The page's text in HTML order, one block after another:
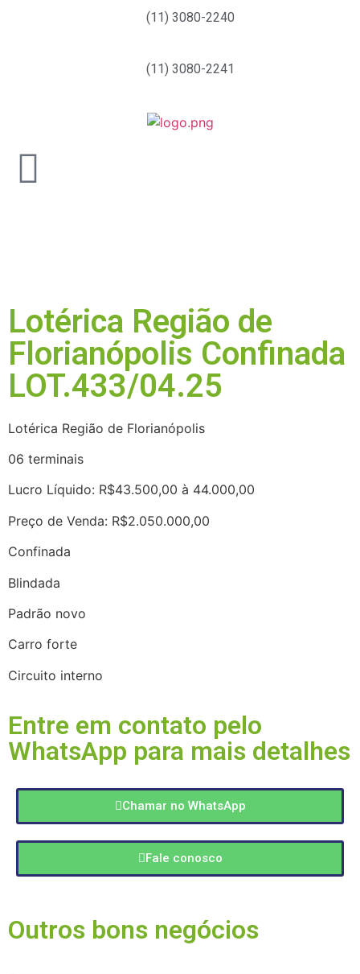
(11) 3080-2240
(11) 3080-2241
Lotérica Região de
Florianópolis Confinada
LOT.433/04.25
Lotérica Região de Florianópolis
06 terminais
Lucro Líquido: R$43.500,00 à 44.000,00
Preço de Venda: R$2.050.000,00
Confinada
Blindada
Padrão novo
Carro forte
Circuito interno
Entre em contato pelo
WhatsApp para mais detalhes
Chamar no WhatsApp
Fale conosco
Outros bons negócios